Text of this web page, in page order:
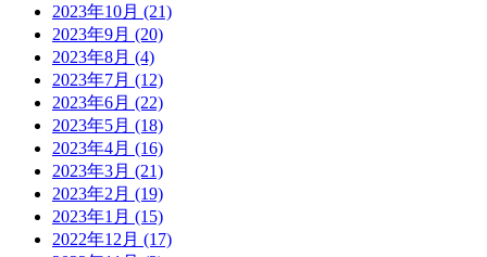
2023年10月 (21)
2023年9月 (20)
2023年8月 (4)
2023年7月 (12)
2023年6月 (22)
2023年5月 (18)
2023年4月 (16)
2023年3月 (21)
2023年2月 (19)
2023年1月 (15)
2022年12月 (17)